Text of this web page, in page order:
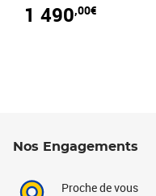
1 490,00€
Nos Engagements
Proche de vous